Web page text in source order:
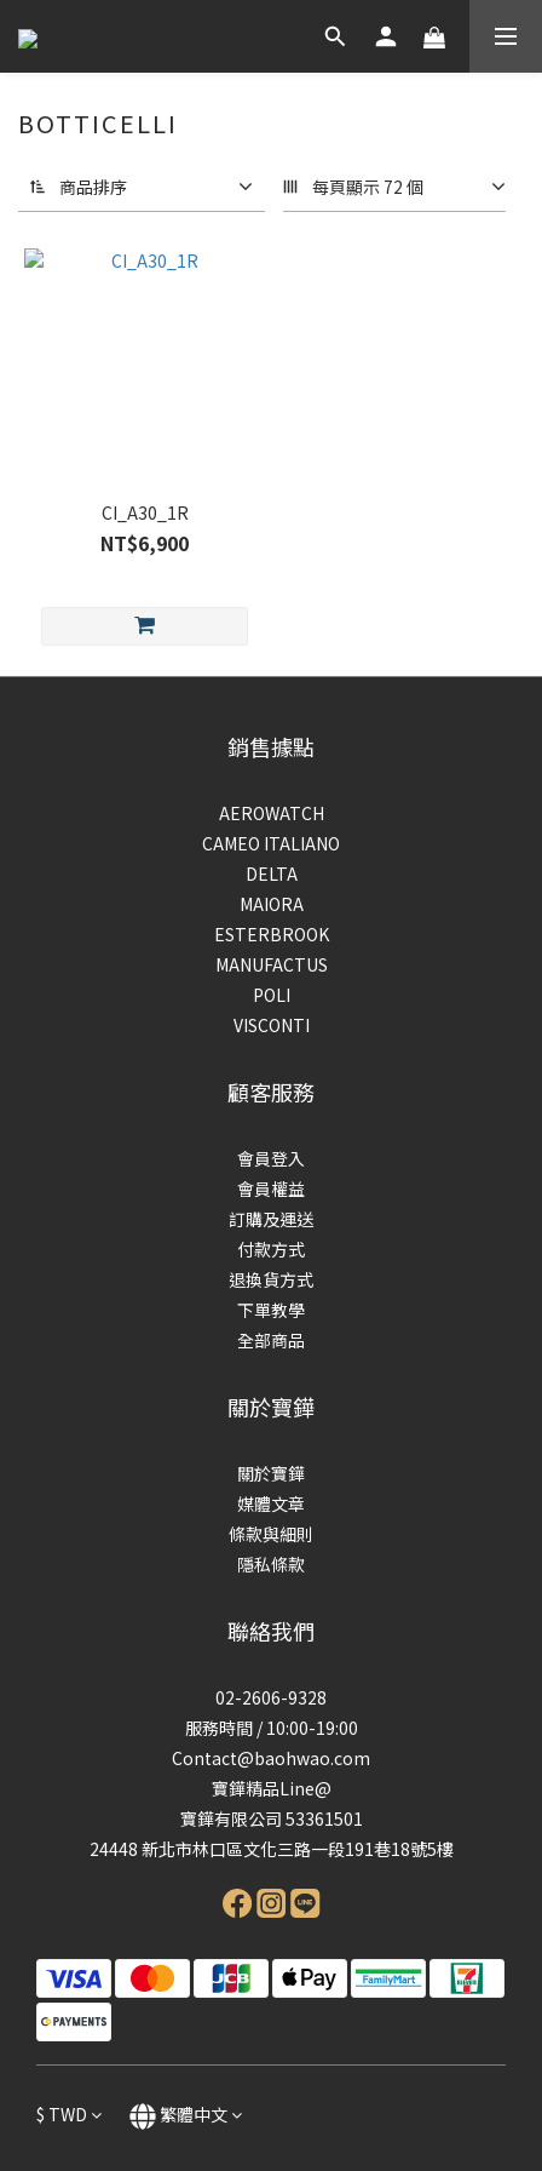
BOTTICELLI
商品排序 每頁顯示 72 個
CI_A30_1R
NT$6,900
銷售據點
AEROWATCH
CAMEO ITALIANO
DELTA
MAIORA
ESTERBROOK
MANUFACTUS
POLI
VISCONTI
顧客服務
會員登入
會員權益
訂購及運送
付款方式
退換貨方式
下單教學
全部商品
關於寶鏵
關於寶鏵
媒體文章
條款與細則
隱私條款
聯絡我們
02-2606-9328
服務時間 / 10:00-19:00
Contact@baohwao.com
寶鏵精品Line@
寶鏵有限公司 53361501
24448 新北市林口區文化三路一段191巷18號5樓
$ TWD 繁體中文